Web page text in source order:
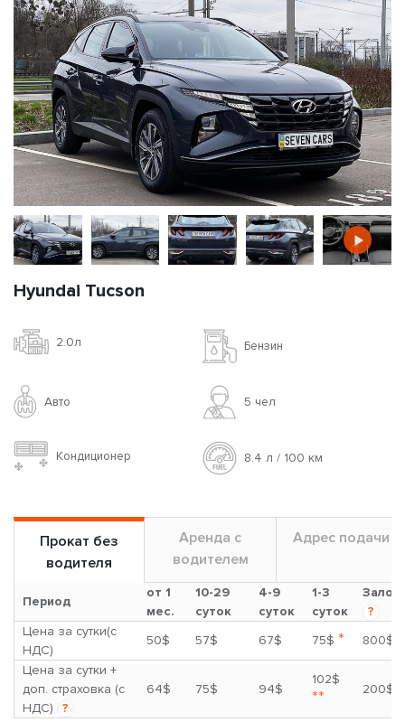
Hyundai Tucson
2.0л Бензин
Авто 5 чел
Кондиционер 8.4 л / 100 км
Прокат без
водителя
Аренда с
водителем
Адрес подачи
Период
от 1
мес.
10-29
суток
4-9
суток
1-3
суток
Залог
?
Цена за сутки(с
НДС)
50$ 57$ 67$ 75$ *
800$
Цена за сутки +
доп. страховка (с
НДС)
?
64$ 75$ 94$
102$
** 200$